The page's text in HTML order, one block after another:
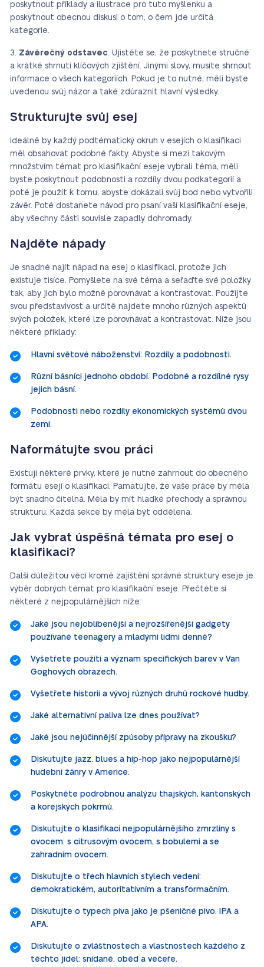
poskytnout příklady a ilustrace pro tuto myšlenku a
poskytnout obecnou diskusi o tom, o čem jde určitá
kategorie.
3. Závěrečný odstavec. Ujistěte se, že poskytnete stručné
a krátké shrnutí klíčových zjištění. Jinými slovy, musíte shrnout
informace o všech kategoriích. Pokud je to nutné, měli byste
uvedenou svůj názor a také zdůraznit hlavní výsledky.
Strukturujte svůj esej
Ideálně by každý podtématický okruh v esejích o klasifikaci
měl obsahovat podobné fakty. Abyste si mezi takovým
množstvím témat pro klasifikační eseje vybrali téma, měli
byste poskytnout podobnosti a rozdíly dvou podkategorií a
poté je použít k tomu, abyste dokázali svůj bod nebo vytvořili
závěr. Poté dostanete návod pro psaní vaší klasifikační eseje,
aby všechny části souvisle zapadly dohromady.
Najděte nápady
Je snadné najít nápad na esej o klasifikaci, protože jich
existuje tisíce. Pomyšlete na své téma a seřaďte své položky
tak, aby jich bylo možné porovnávat a kontrastovat. Použijte
svou představivost a určitě najdete mnoho různých aspektů
svých položek, které lze porovnávat a kontrastovat. Níže jsou
některé příklady:
Hlavní světové náboženství: Rozdíly a podobnosti.
Různí básníci jednoho období. Podobné a rozdílné rysy
jejich básní.
Podobnosti nebo rozdíly ekonomických systémů dvou
zemí.
Naformátujte svou práci
Existují některé prvky, které je nutné zahrnout do obecného
formátu esejí o klasifikaci. Pamatujte, že vaše práce by měla
být snadno čitelná. Měla by mít hladké přechody a správnou
strukturu. Každá sekce by měla být oddělena.
Jak vybrat úspěšná témata pro esej o
klasifikaci?
Další důležitou věcí kromě zajištění správné struktury eseje je
výběr dobrých témat pro klasifikační eseje. Přečtěte si
některé z nejpopulárnějších níže:
Jaké jsou nejoblíbenější a nejrozšířenější gadgety
používané teenagery a mladými lidmi denně?
Vyšetřete použití a význam specifických barev v Van
Goghových obrazech.
Vyšetřete historii a vývoj různých druhů rockové hudby.
Jaké alternativní paliva lze dnes používat?
Jaké jsou nejúčinnější způsoby přípravy na zkoušku?
Diskutujte jazz, blues a hip-hop jako nejpopulárnější
hudební žánry v Americe.
Poskytněte podrobnou analýzu thajských, kantonských
a korejských pokrmů.
Diskutujte o klasifikaci nejpopulárnějšího zmrzliny s
ovocem: s citrusovým ovocem, s bobulemi a se
zahradním ovocem.
Diskutujte o třech hlavních stylech vedení:
demokratickém, autoritativním a transformačním.
Diskutujte o typech piva jako je pšeničné pivo, IPA a
APA.
Diskutujte o zvláštnostech a vlastnostech každého z
těchto jídel: snídaně, oběd a večeře.